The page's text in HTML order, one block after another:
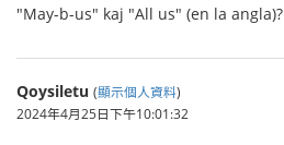
"May-b-us" kaj "All us" (en la angla)?
Qoysiletu (顯示個人資料)
2024年4月25日下午10:01:32